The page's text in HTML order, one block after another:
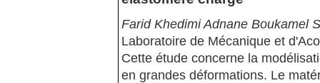
Farid Khedimi Adnane Boukamel
Laboratoire de Mécanique et
Cette étude concerne la
en grandes déformations. Le